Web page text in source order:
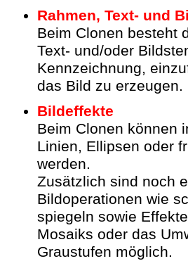
Rahmen, Text- und
Beim Clonen besteht
Text- und/oder
Kennzeichnung,
das Bild zu erzeugen.
Bildeffekte
Beim Clonen können
Linien, Ellipsen oder
werden.
Zusätzlich sind noch
Bildoperationen wie
spiegeln sowie
Mosaiks oder das
Graustufen möglich.